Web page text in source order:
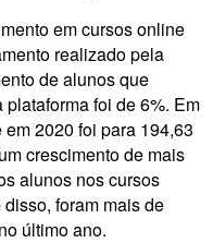
em cursos online
realizado pela
de alunos que
foi de 6%. Em
2020 foi para 194,63
crescimento de mais
alunos nos cursos
foram mais de
último ano.